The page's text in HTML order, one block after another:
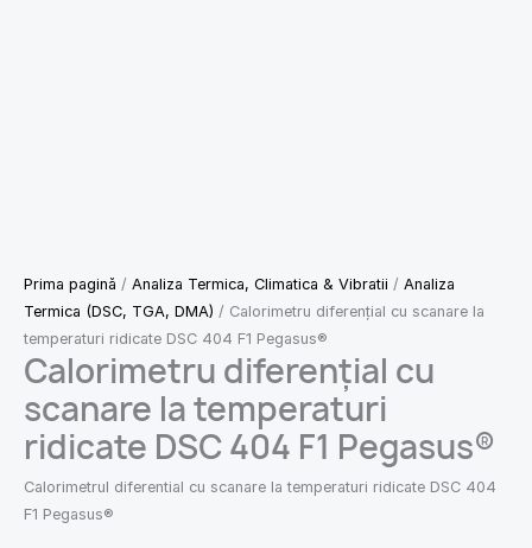
Prima pagină / Analiza Termica, Climatica & Vibratii / Analiza
Termica (DSC, TGA, DMA) / Calorimetru diferențial cu scanare la
temperaturi ridicate DSC 404 F1 Pegasus®
Calorimetru diferențial cu
scanare la temperaturi
ridicate DSC 404 F1 Pegasus®
Calorimetrul diferential cu scanare la temperaturi ridicate DSC 404
F1 Pegasus®